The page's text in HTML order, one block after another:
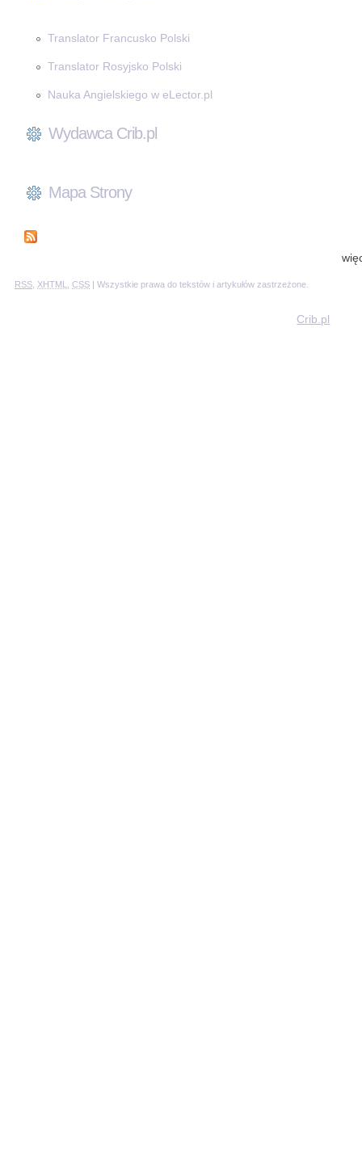
Translator Francusko Polski
Translator Rosyjsko Polski
Nauka Angielskiego w eLector.pl
Wydawca Crib.pl
Mapa Strony
RSS XHTML CSS | Wszystkie prawa do tekstów i artykułów zastrzeżone.
Crib.pl